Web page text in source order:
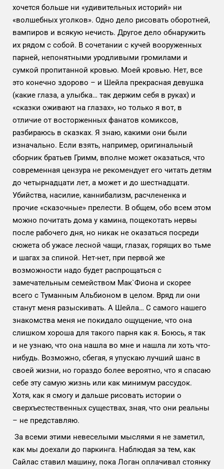
хочется больше ни «удивительных историй» ни
«волшебных уголков». Одно дело рисовать оборотней,
вампиров и всякую нечисть. Другое дело обнаружить
их рядом с собой. В сочетании с кучей вооруженных
парней, непонятными уродливыми громилами и
сумкой пропитанной кровью. Моей кровью. Нет, все
это конечно здорово – и Шейла прекрасная девушка
(какие глаза, а улыбка… так держим себя в руках) и
«сказки оживают на глазах», но только я вот, в
отличие от восторженных фанатов комиксов,
разбираюсь в сказках. Я знаю, какими они были
изначально. Если взять, например, оригинальный
сборник братьев Гримм, вполне может оказаться, что
современная цензура не рекомендует его читать детям
до четырнадцати лет, а может и до шестнадцати.
Убийства, насилие, каннибализм, расчлененка и
прочие «сказочные» прелести. В общем, обо всем этом
можно почитать дома у камина, пощекотать нервы
после рабочего дня, но никак не оказаться посреди
сюжета об ужасе лесной чащи, глазах, горящих во тьме
и шагах за спиной. Нет-нет, при первой же
возможности надо будет распрощаться с
замечательным семейством Мак`Фиона и скорее
всего с Туманным Альбионом в целом. Вряд ли они
станут меня разыскивать. А Шейла… С самого нашего
знакомства меня не покидало ощущение, что она
слишком хороша для такого парня как я. Боюсь, я так
и не узнаю, что она нашла во мне и нашла ли хоть что-
нибудь. Возможно, сбегая, я упускаю лучший шанс в
своей жизни, но гораздо более вероятно, что я спасаю
себе эту самую жизнь или как минимум рассудок.
Хотя, как я смогу и дальше рисовать истории о
сверхъестественных существах, зная, что они реальны
– не представляю.
За всеми этими невеселыми мыслями я не заметил,
как мы доехали до паркинга. Наблюдая за тем, как
Сайлас ставил машину, пока Логан оплачивал стоянку